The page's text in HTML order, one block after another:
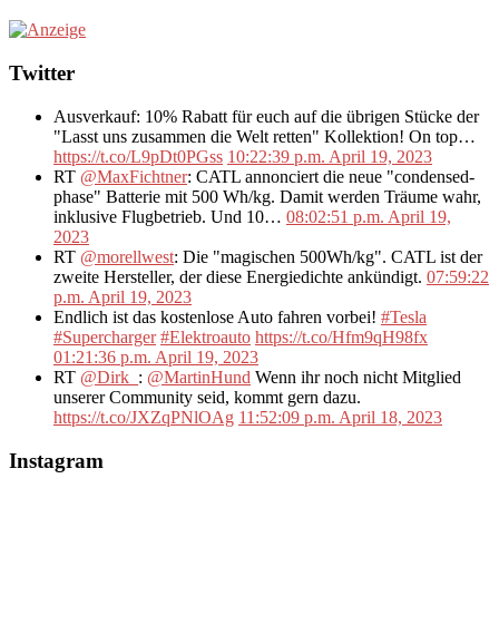
Twitter
Ausverkauf: 10% Rabatt für euch auf die übrigen Stücke der
"Lasst uns zusammen die Welt retten" Kollektion! On top…
https://t.co/L9pDt0PGss 10:22:39 p.m. April 19, 2023
RT @MaxFichtner: CATL annonciert die neue "condensed-
phase" Batterie mit 500 Wh/kg. Damit werden Träume wahr,
inklusive Flugbetrieb. Und 10… 08:02:51 p.m. April 19,
2023
RT @morellwest: Die "magischen 500Wh/kg". CATL ist der
zweite Hersteller, der diese Energiedichte ankündigt. 07:59:22
p.m. April 19, 2023
Endlich ist das kostenlose Auto fahren vorbei! #Tesla
#Supercharger #Elektroauto https://t.co/Hfm9qH98fx
01:21:36 p.m. April 19, 2023
RT @Dirk_ : @MartinHund Wenn ihr noch nicht Mitglied
unserer Community seid, kommt gern dazu.
https://t.co/JXZqPNlOAg 11:52:09 p.m. April 18, 2023
Instagram